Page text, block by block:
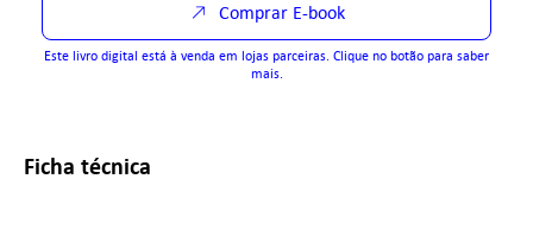
Comprar E-book
Este livro digital está à venda em lojas parceiras. Clique no botão para saber
mais.
Ficha técnica